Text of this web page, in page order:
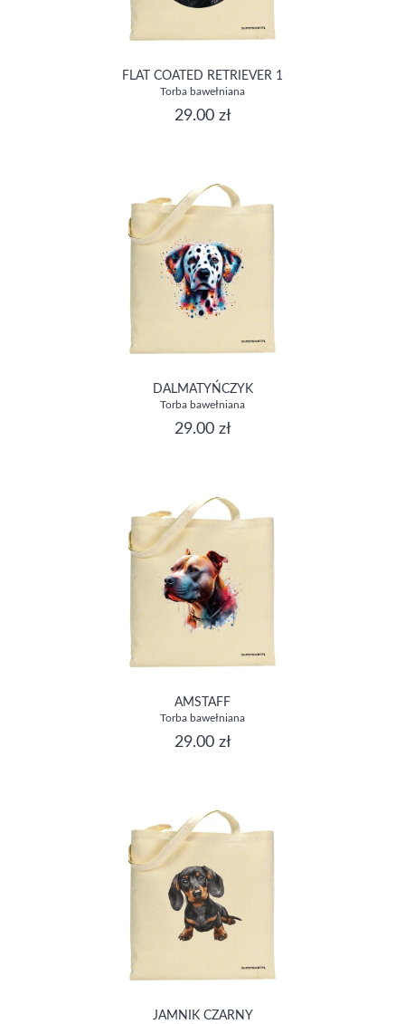
FLAT COATED RETRIEVER 1
Torba bawełniana
29.00 zł
DALMATYŃCZYK
Torba bawełniana
29.00 zł
AMSTAFF
Torba bawełniana
29.00 zł
JAMNIK CZARNY